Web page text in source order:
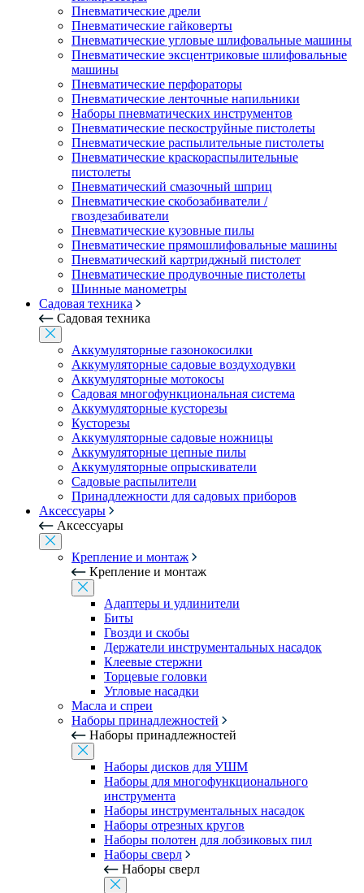
Пневматические дрели
Пневматические гайковерты
Пневматические угловые шлифовальные машины
Пневматические эксцентриковые шлифовальные
машины
Пневматические перфораторы
Пневматические ленточные напильники
Наборы пневматических инструментов
Пневматические пескоструйные пистолеты
Пневматические распылительные пистолеты
Пневматические краскораспылительные
пистолеты
Пневматический смазочный шприц
Пневматические скобозабиватели /
гвоздезабиватели
Пневматические кузовные пилы
Пневматические прямошлифовальные машины
Пневматический картриджный пистолет
Пневматические продувочные пистолеты
Шинные манометры
Садовая техника
Садовая техника
Аккумуляторные газонокосилки
Аккумуляторные садовые воздуходувки
Аккумуляторные мотокосы
Садовая многофункциональная система
Аккумуляторные кусторезы
Кусторезы
Аккумуляторные садовые ножницы
Аккумуляторные цепные пилы
Аккумуляторные опрыскиватели
Садовые распылители
Принадлежности для садовых приборов
Аксессуары
Аксессуары
Крепление и монтаж
Крепление и монтаж
Адаптеры и удлинители
Биты
Гвозди и скобы
Держатели инструментальных насадок
Клеевые стержни
Торцевые головки
Угловые насадки
Масла и спреи
Наборы принадлежностей
Наборы принадлежностей
Наборы дисков для УШМ
Наборы для многофункционального
инструмента
Наборы инструментальных насадок
Наборы отрезных кругов
Наборы полотен для лобзиковых пил
Наборы сверл
Наборы сверл